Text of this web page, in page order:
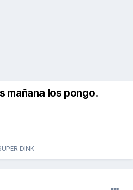
mañana los pongo.
DINK